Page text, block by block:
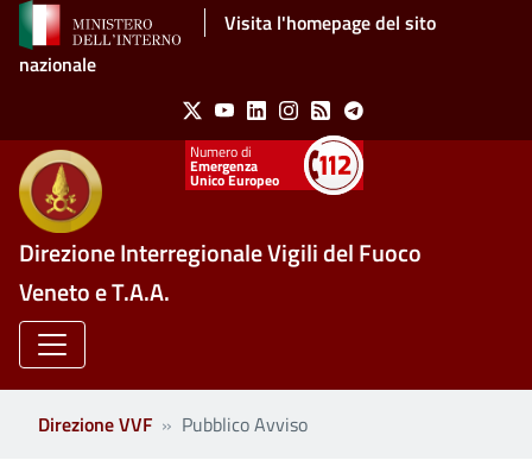
Salta al contenuto principaleVisita l'homepage del sito
nazionale
Social Menu
X YoutubeLinkedinInstagram
Feed Telegram
Emergenza
Unico Europeo
Direzione Interregionale Vigili del Fuoco
Veneto e T.A.A.
Direzione VVF Pubblico Avviso